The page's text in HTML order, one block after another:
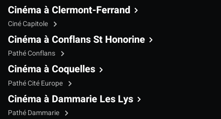
Cinéma à Clermont-Ferrand
Ciné Capitole
Cinéma à Conflans St Honorine
Pathé Conflans
Cinéma à Coquelles
Pathé Cité Europe
Cinéma à Dammarie Les Lys
Pathé Dammarie